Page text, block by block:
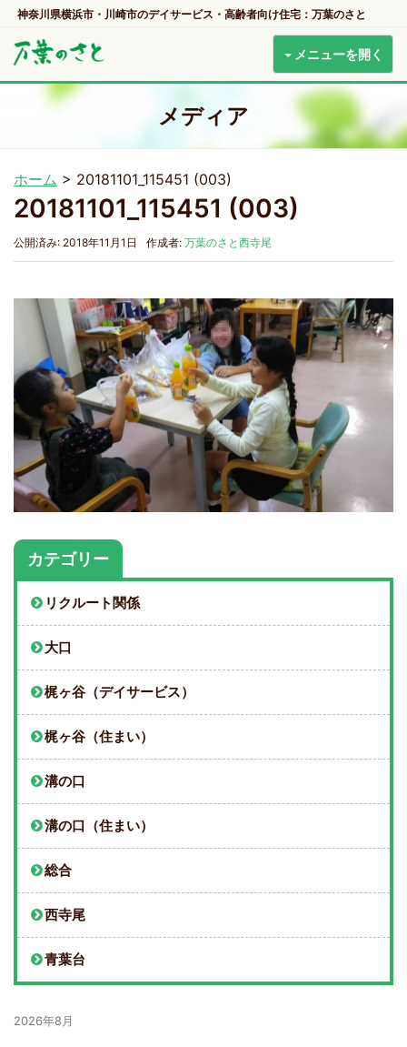
神奈川県横浜市・川崎市のデイサービス・高齢者向け住宅：万葉のさと
メニューを開く
メディア
ホーム > 20181101_115451 (003)
20181101_115451 (003)
公開済み: 2018年11月1日 作成者: 万葉のさと西寺尾
カテゴリー
リクルート関係
大口
梶ヶ谷（デイサービス）
梶ヶ谷（住まい）
溝の口
溝の口（住まい）
総合
西寺尾
青葉台
2026年8月